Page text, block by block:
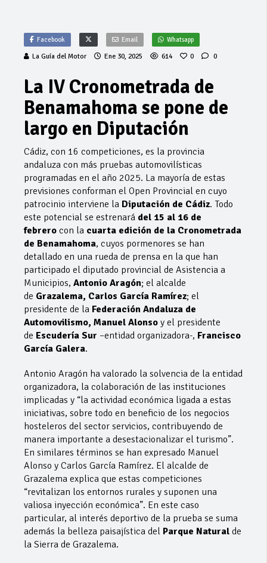
Facebook Email Whatsapp
La Guía del Motor Ene 30, 2025 614 0 0
La IV Cronometrada de
Benamahoma se pone de
largo en Diputación
Cádiz, con 16 competiciones, es la provincia
andaluza con más pruebas automovilísticas
programadas en el año 2025. La mayoría de estas
previsiones conforman el Open Provincial en cuyo
patrocinio interviene la Diputación de Cádiz. Todo
este potencial se estrenará del 15 al 16 de
febrero con la cuarta edición de la Cronometrada
de Benamahoma, cuyos pormenores se han
detallado en una rueda de prensa en la que han
participado el diputado provincial de Asistencia a
Municipios, Antonio Aragón; el alcalde
de Grazalema, Carlos García Ramírez; el
presidente de la Federación Andaluza de
Automovilismo, Manuel Alonso y el presidente
de Escudería Sur –entidad organizadora-, Francisco
García Galera.
Antonio Aragón ha valorado la solvencia de la entidad
organizadora, la colaboración de las instituciones
implicadas y “la actividad económica ligada a estas
iniciativas, sobre todo en beneficio de los negocios
hosteleros del sector servicios, contribuyendo de
manera importante a desestacionalizar el turismo”.
En similares términos se han expresado Manuel
Alonso y Carlos García Ramírez. El alcalde de
Grazalema explica que estas competiciones
“revitalizan los entornos rurales y suponen una
valiosa inyección económica”. En este caso
particular, al interés deportivo de la prueba se suma
además la belleza paisajística del Parque Natural de
la Sierra de Grazalema.